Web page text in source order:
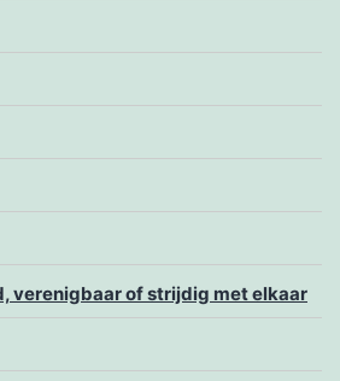
verenigbaar of strijdig met elkaar